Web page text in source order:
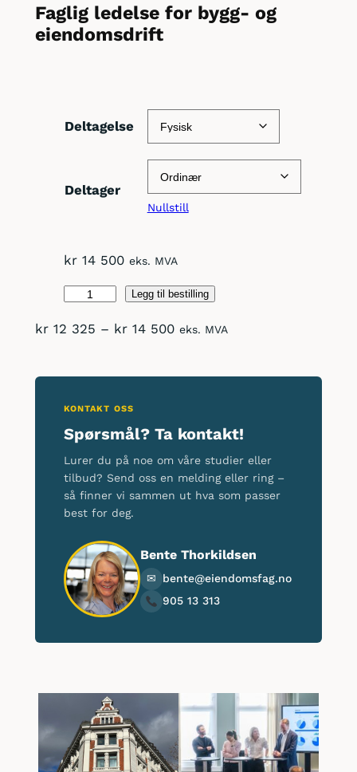
Faglig ledelse for bygg- og
eiendomsdrift
Deltagelse
Deltager
Nullstill
kr14 500 eks. MVA
Faglig
for
og
Legg til bestilling
kr12 325 – kr14 500Price
kr 14
500
eks. MVA
KONTAKT OSS
Spørsmål? Ta kontakt!
Lurer du på noe om våre studier eller
tilbud? Send oss en melding eller ring –
så finner vi sammen ut hva som passer
best for deg.
Bente Thorkildsen
✉
bente@eiendomsfag.no
905 13 313